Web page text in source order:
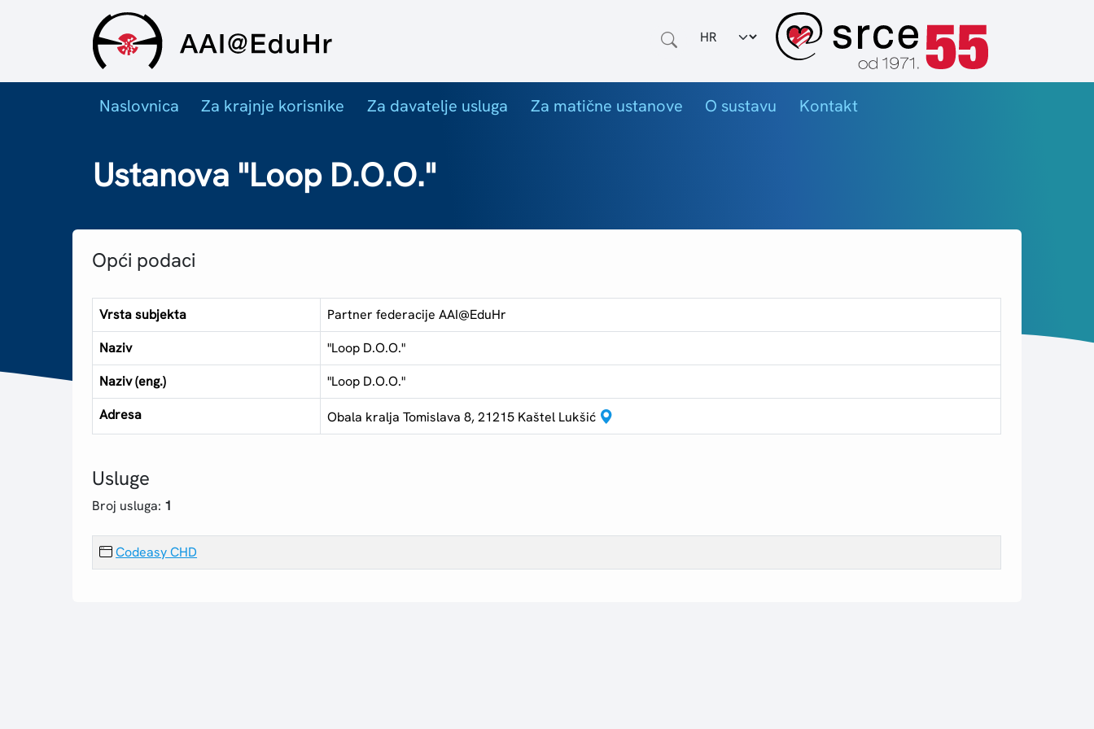
Odabir jezika
Naslovnica Za krajnje korisnike Za davatelje usluga Za matične ustanove O sustavu Kontakt
Ustanova "Loop D.O.O."
Opći podaci
Vrsta subjekta
Partner federacije AAI@EduHr
Naziv
"Loop D.O.O."
Naziv (eng.)
"Loop D.O.O."
Adresa
Obala kralja Tomislava 8, 21215 Kaštel Lukšić
Usluge
Broj usluga: 1
Codeasy CHD